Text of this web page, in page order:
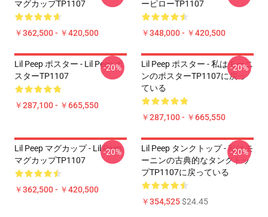
マグカップTP1107
￥362,500 - ￥420,500
ーピローTP1107
￥348,000 - ￥420,500
Lil Peep ポスター - Lil Peep ポ
スターTP1107
￥287,100 - ￥665,550
-20%
Lil Peep ポスター - 私はモーニ
ンのポスターTP1107に戻っ
ている
￥287,100 - ￥665,550
-20%
Lil Peep マグカップ - Lil Peep
マグカップTP1107
￥362,500 - ￥420,500
-20%
Lil Peep タンクトップ - 私はモ
ーニンの古典的なタンクトッ
プTP1107に戻っている
￥354,525$24.45
-20%